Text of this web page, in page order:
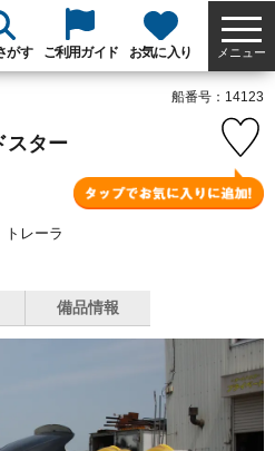
がす ご利用ガイド お気に入り メニュー
スター
レーラ
船番号：14123
備品情報